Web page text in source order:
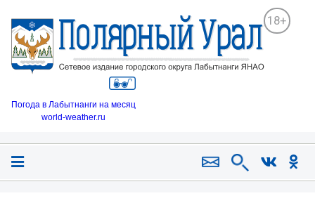
18+
Погода в Лабытнанги на месяц
world-weather.ru